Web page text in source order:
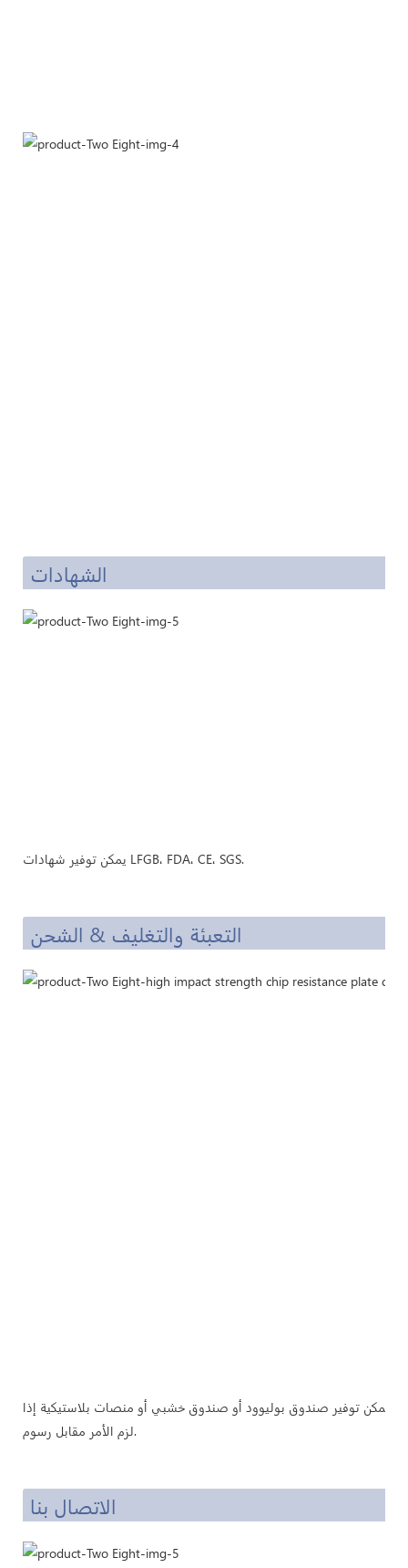
الشهادات
يمكن توفير شهادات LFGB، FDA، CE، SGS.
التعبئة والتغليف & الشحن
يمكن توفير صندوق بوليوود أو صندوق خشبي أو منصات بلاستيكية إذا
لزم الأمر مقابل رسوم.
الاتصال بنا